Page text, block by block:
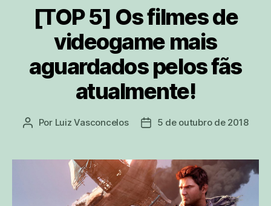
[TOP 5] Os filmes de
videogame mais
aguardados pelos fãs
atualmente!
Autor
Por Luiz Vasconcelos
Data5 de outubro de 2018